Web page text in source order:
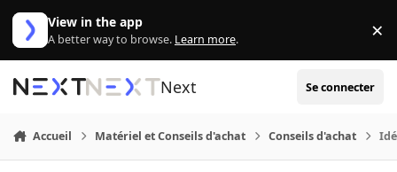
Aller au contenu
View in the app
A better way to browse. Learn more. ×
Next Se connecter
Accueil Matériel et Conseils d'achat Conseils d'achat